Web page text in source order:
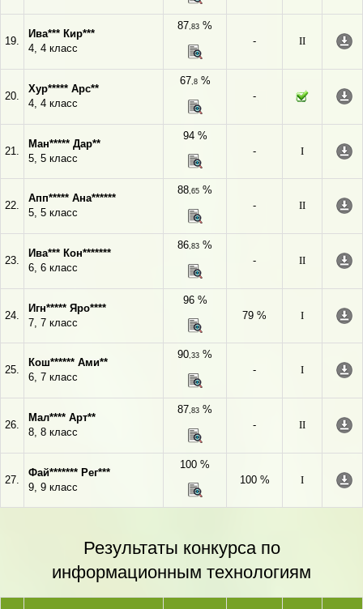
19.
Ива*** Кир***
4, 4 класс
87,83 %
-
II
20.
Хур***** Арс**
4, 4 класс
67,8%
-
21.
Ман***** Дар**
5, 5 класс
94 %
-
I
22.
Апп***** Ана******
5, 5 класс
88,65 %
-
II
23.
Ива*** Кон*******
6, 6 класс
86,83 %
-
II
24.
Игн***** Яро****
7, 7 класс
96 %
79 %
I
25.
Кош****** Ами**
6, 7 класс
90,33 %
-
I
26.
Мал**** Арт**
8, 8 класс
87,83 %
-
II
27.
Фай******* Рег***
9, 9 класс
100 %
100 %
I
Результаты конкурса по
информационным технологиям